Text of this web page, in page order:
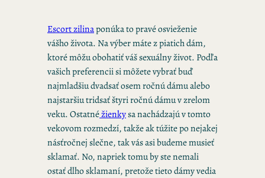
Escort zilinaponúka to pravé osvieženie
vášho života. Na výber máte z piatich dám,
ktoré môžu obohatiť váš sexuálny život. Podľa
vašich preferencii si môžete vybrať buď
najmladšiu dvadsať osem ročnú dámu alebo
najstaršiu tridsať štyri ročnú dámu v zrelom
veku. Ostatnéžienkysa nachádzajú v tomto
vekovom rozmedzí, takže ak túžite po nejakej
násťročnej slečne, tak vás asi budeme musieť
sklamať. No, napriek tomu by ste nemali
ostať dlho sklamaní, pretože tieto dámy vedia